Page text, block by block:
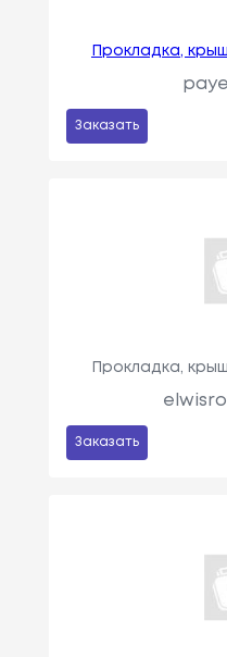
Прокладка,
Заказать
Прокладка,
Заказать